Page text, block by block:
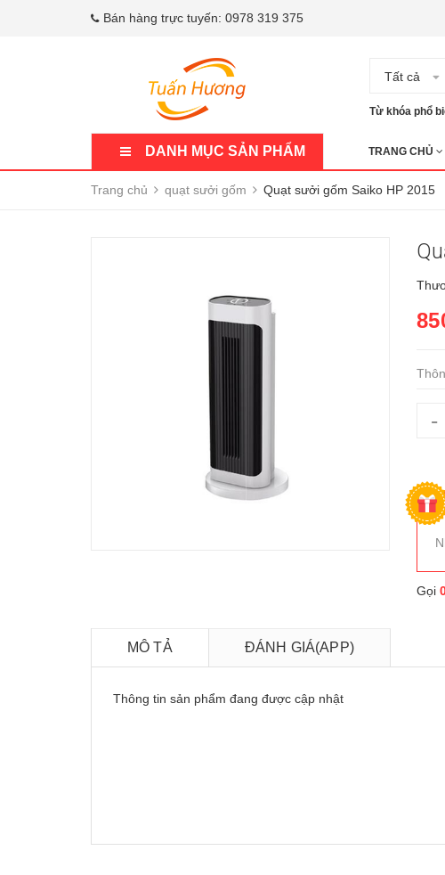
Bán hàng trực tuyến: 0978 319 375
Tất cả
Từ khóa phổ
DANH MỤC SẢN PHẨM TRANG CHỦ
Trang chủ quạt sưởi gốm Quạt sưởi gốm Saiko HP 2015
-
Gọi
MÔ TẢ ĐÁNH GIÁ(APP)
Thông tin sản phẩm đang được cập nhật